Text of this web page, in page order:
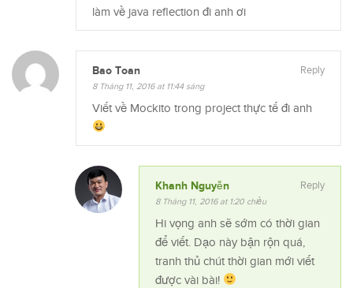
làm về java reflection đi anh ơi
Bao Toan
8 Tháng 11, 2016 at 11:44 sáng
Reply
Viết về Mockito trong project thực tế đi anh
Khanh Nguyễn
8 Tháng 11, 2016 at 1:20 chiều
Reply
Hi vọng anh sẽ sớm có thời gian
để viết. Dạo này bận rộn quá,
tranh thủ chút thời gian mới viết
được vài bài!